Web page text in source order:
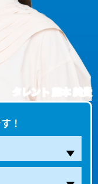
タレント 藤本 美貴
！